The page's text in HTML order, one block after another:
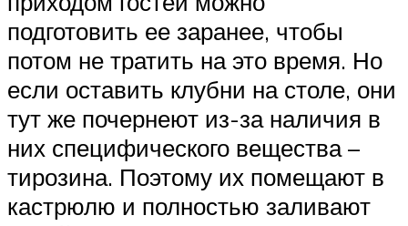
подготовить ее заранее, чтобы
потом не тратить на это время. Но
если оставить клубни на столе, они
тут же почернеют из-за наличия в
них специфического вещества –
тирозина. Поэтому их помещают в
кастрюлю и полностью заливают